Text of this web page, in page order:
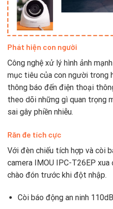
Phát hiện con người
Công nghệ xử lý hình ảnh
mục tiêu của con người trong
thông báo đến điện thoại
theo dõi những gì quan trọng
sai gây phiền nhiễu.
Răn đe tích cực
Với đèn chiếu tích hợp và còi
camera IMOU IPC-T26EP
chào đón trước khi đột nhập.
Còi báo động an ninh 110dB